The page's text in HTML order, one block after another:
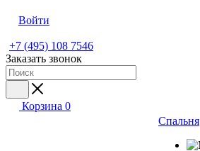
Войти
+7 (495) 108 7546
Заказать звонок
Корзина 0
Спальня